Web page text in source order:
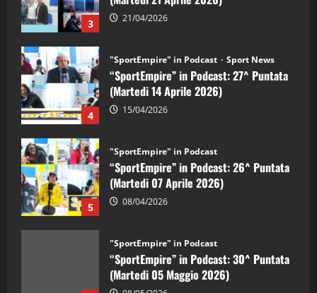
3 21/04/2026
4
“SportEmpire” in Podcast: 27^ Puntata
(Martedi 14 Aprile 2026)
15/04/2026
5
“SportEmpire” in Podcast: 26^ Puntata
(Martedi 07 Aprile 2026)
08/04/2026
1
“SportEmpire” in Podcast: 30^ Puntata
(Martedi 05 Maggio 2026)
08/05/2026